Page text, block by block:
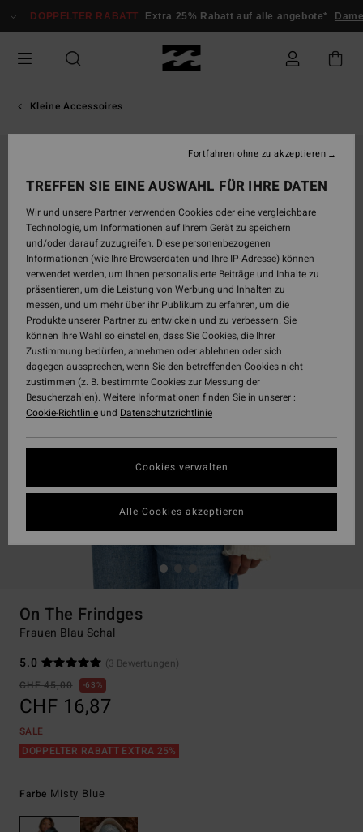
zur
springen
DOPPELTER RABATT Extra 25% Rabatt auf alle angebote*
Kleine Accessoires
On The Frindges
Frauen Blau Schal
5.0
(3 Bewertungen)
CHF 45,00
63%
CHF 16,87
SALE
DOPPELTER RABATT EXTRA 25%
Farbe Misty Blue
TREFFEN SIE EINE AUSWAHL FÜR IHRE DATEN
Wir und unsere Partner verwenden Cookies oder eine vergleichbare
Technologie, um Informationen auf Ihrem Gerät zu speichern
und/oder darauf zuzugreifen. Diese personenbezogenen
Informationen (wie Ihre Browserdaten und Ihre IP-Adresse) können
verwendet werden, um Ihnen personalisierte Beiträge und Inhalte zu
präsentieren, um die Leistung von Werbung und Inhalten zu
messen, und um mehr über ihr Publikum zu erfahren, um die
Produkte unserer Partner zu entwickeln und zu verbessern. Sie
können Ihre Wahl so einstellen, dass Sie Cookies, die Ihrer
Zustimmung bedürfen, annehmen oder ablehnen oder sich
dagegen aussprechen, wenn Sie den betreffenden Cookies nicht
zustimmen (z. B. bestimmte Cookies zur Messung der
Besucherzahlen). Weitere Informationen finden Sie in unserer :
Cookie-Richtlinieund Datenschutzrichtlinie
Cookies verwalten
Fortfahren ohne zu akzeptieren
Alle Cookies akzeptieren